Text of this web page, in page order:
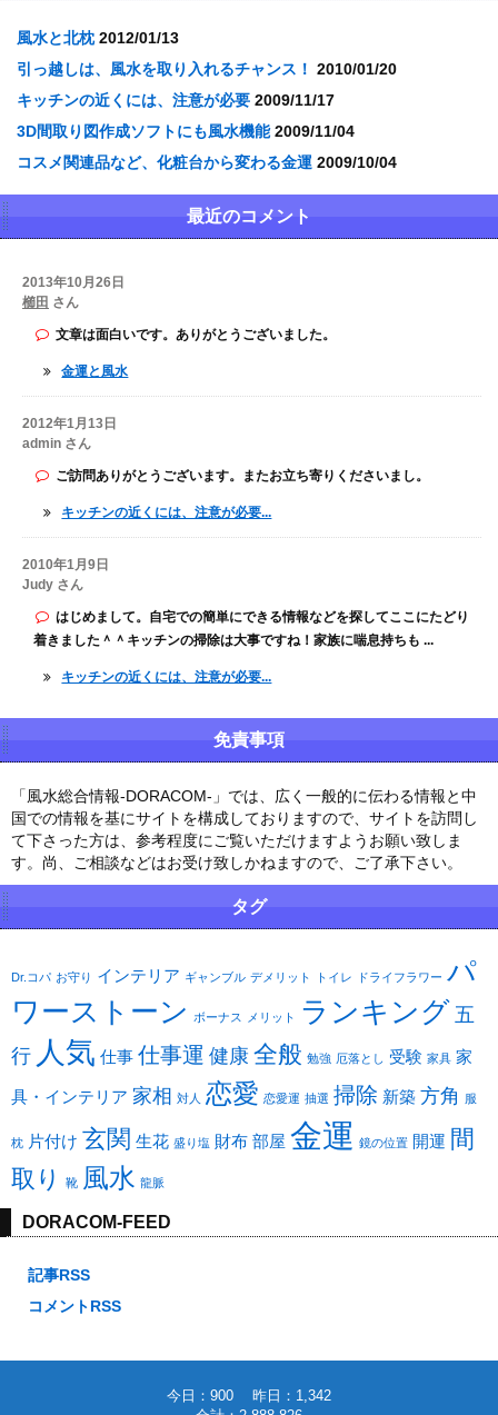
風水と北枕 2012/01/13
引っ越しは、風水を取り入れるチャンス！ 2010/01/20
キッチンの近くには、注意が必要 2009/11/17
3D間取り図作成ソフトにも風水機能 2009/11/04
コスメ関連品など、化粧台から変わる金運 2009/10/04
最近のコメント
2013年10月26日
櫛田 さん
文章は面白いです。ありがとうございました。
金運と風水
2012年1月13日
admin さん
ご訪問ありがとうございます。またお立ち寄りくださいまし。
キッチンの近くには、注意が必要...
2010年1月9日
Judy さん
はじめまして。自宅での簡単にできる情報などを探してここにたどり
着きました＾＾キッチンの掃除は大事ですね！家族に喘息持ちも ...
キッチンの近くには、注意が必要...
免責事項
「風水総合情報-DORACOM-」では、広く一般的に伝わる情報と中
国での情報を基にサイトを構成しておりますので、サイトを訪問し
て下さった方は、参考程度にご覧いただけますようお願い致しま
す。尚、ご相談などはお受け致しかねますので、ご了承下さい。
タグ
Dr.コパ お守り インテリア ギャンブル デメリット トイレ ドライフラワー パ
ワーストーン
ボーナス メリット ランキング 五
行 人気 仕事 仕事運 健康 全般 勉強 厄落とし 受験 家具 家
具・インテリア 家相 対人 恋愛 恋愛運 抽選 掃除 新築 方角 服
枕 片付け 玄関 生花 盛り塩 財布 部屋 金運 鏡の位置 開運 間
取り
靴 風水 龍脈
DORACOM-FEED
記事RSS
コメントRSS
今日：900 昨日：1,342